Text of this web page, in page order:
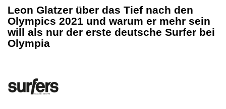
Leon Glatzer über das Tief nach den
Olympics 2021 und warum er mehr sein
will als nur der erste deutsche Surfer bei
Olympia